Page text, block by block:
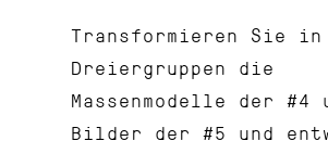
Transformieren Sie in
Dreiergruppen die
Massenmodelle der #4
Bilder der #5 und